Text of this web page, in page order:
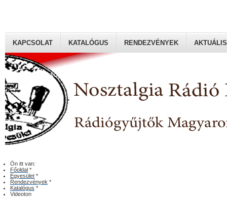
Rádiógyűjtők Magyaroszági Klubja
KAPCSOLAT KATALÓGUS RENDEZVÉNYEK AKTUÁLIS
Ön itt van:
Főoldal *
Egyesület *
Rendezvények *
Katalógus *
Videoton